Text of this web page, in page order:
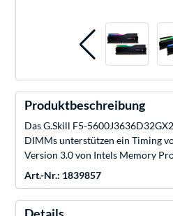
Produktbeschreibung
Das G.Skill F5-
DIMMs unterstützen ein Timing
Version 3.0 von Intels Memory
Art.-Nr.: 1839857